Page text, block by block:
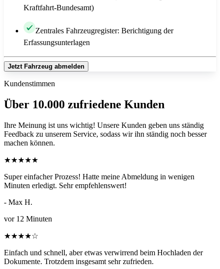
Kraftfahrt-Bundesamt)
Zentrales Fahrzeugregister: Berichtigung der
Erfassungsunterlagen
Jetzt Fahrzeug abmelden
Kundenstimmen
Über 10.000 zufriedene Kunden
Ihre Meinung ist uns wichtig! Unsere Kunden geben uns ständig
Feedback zu unserem Service, sodass wir ihn ständig noch besser
machen können.
★★★★★
Super einfacher Prozess! Hatte meine Abmeldung in wenigen
Minuten erledigt. Sehr empfehlenswert!
- Max H.
vor 12 Minuten
★★★★☆
Einfach und schnell, aber etwas verwirrend beim Hochladen der
Dokumente. Trotzdem insgesamt sehr zufrieden.